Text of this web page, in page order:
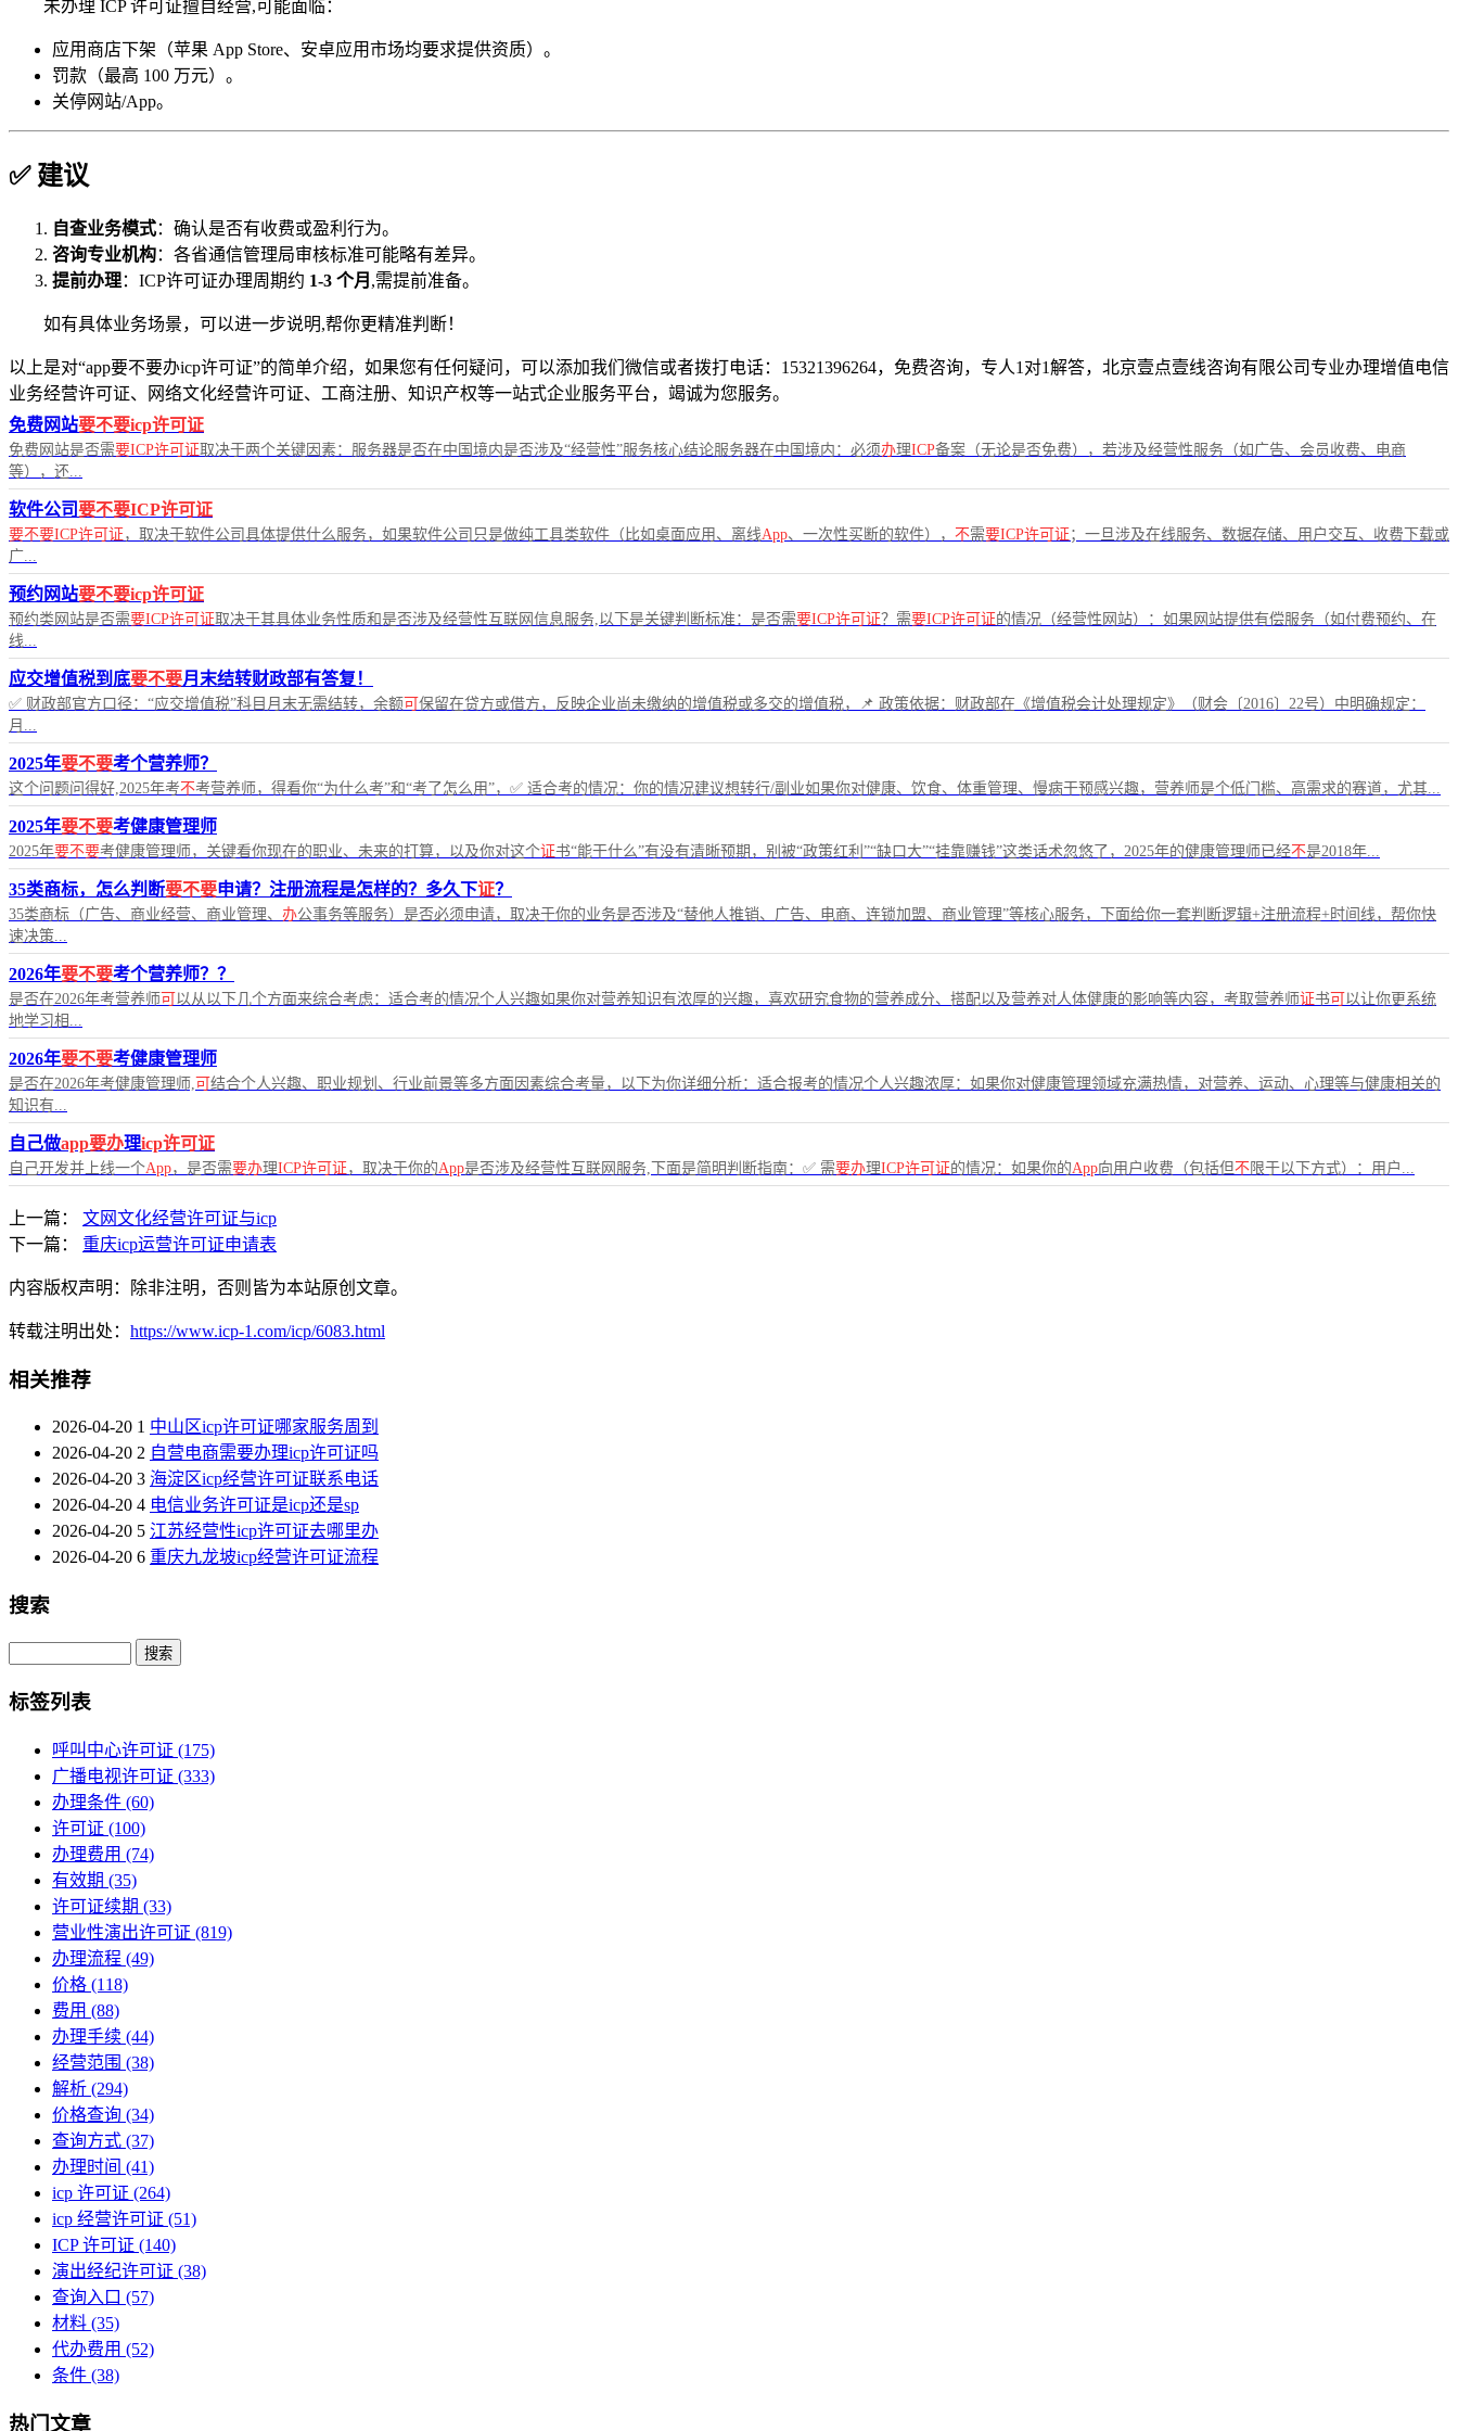
未办理 ICP 许可证擅自经营,可能面临：
应用商店下架（苹果 App Store、安卓应用市场均要求提供资质）。
罚款（最高 100 万元）。
关停网站/App。
✅ 建议
自查业务模式：确认是否有收费或盈利行为。
咨询专业机构：各省通信管理局审核标准可能略有差异。
提前办理：ICP许可证办理周期约 1-3 个月 ,需提前准备。
如有具体业务场景，可以进一步说明,帮你更精准判断！
以上是对“app要不要办icp许可证”的简单介绍，如果您有任何疑问，可以添加我们微信或者拨打电话：15321396264，免费咨询，专人1对1解答，北京壹点壹线咨询有限公司专业办理增值电信
业务经营许可证、网络文化经营许可证、工商注册、知识产权等一站式企业服务平台，竭诚为您服务。
免费网站要不要icp许可证
免费网站是否需要ICP许可证取决于两个关键因素：服务器是否在中国境内是否涉及“经营性”服务核心结论服务器在中国境内：必须办理ICP备案（无论是否免费），若涉及经营性服务（如广告、会员收费、电商
等），还...
软件公司要不要ICP许可证
要不要ICP许可证 ，取决于软件公司具体提供什么服务，如果软件公司只是做纯工具类软件（比如桌面应用、离线App、一次性买断的软件）， 不需要ICP许可证 ；一旦涉及在线服务、数据存储、用户交互、收费下载或
广...
预约网站要不要icp许可证
预约类网站是否需要ICP许可证取决于其具体业务性质和是否涉及经营性互联网信息服务,以下是关键判断标准：是否需要ICP许可证？需要ICP许可证的情况（经营性网站）：如果网站提供有偿服务（如付费预约、在
线...
应交增值税到底要不要月末结转财政部有答复！
✅ 财政部官方口径：“应交增值税”科目月末无需结转，余额 可 保留在贷方或借方，反映企业尚未缴纳的增值税或多交的增值税，📌 政策依据：财政部在《增值税会计处理规定》（财会〔2016〕22号）中明确规定：
月...
2025年要不要考个营养师？
这个问题问得好,2025年考不考营养师，得看你“为什么考”和“考了怎么用”，✅ 适合考的情况：你的情况建议想转行/副业如果你对健康、饮食、体重管理、慢病干预感兴趣，营养师是个低门槛、高需求的赛道，尤其...
2025年要不要考健康管理师
2025年要不要考健康管理师，关键看你现在的职业、未来的打算，以及你对这个证书“能干什么”有没有清晰预期，别被“政策红利”“缺口大”“挂靠赚钱”这类话术忽悠了，2025年的健康管理师已经不是2018年...
35类商标，怎么判断要不要申请？注册流程是怎样的？多久下证？
35类商标（广告、商业经营、商业管理、 办公事务等服务）是否必须申请，取决于你的业务是否涉及“替他人推销、广告、电商、连锁加盟、商业管理”等核心服务，下面给你一套判断逻辑+注册流程+时间线，帮你快
速决策...
2026年要不要考个营养师？？
是否在2026年考营养师 可 以从以下几个方面来综合考虑：适合考的情况个人兴趣如果你对营养知识有浓厚的兴趣，喜欢研究食物的营养成分、搭配以及营养对人体健康的影响等内容，考取营养师证书可 以让你更系统
地学习相...
2026年要不要考健康管理师
是否在2026年考健康管理师, 可 结合个人兴趣、职业规划、行业前景等多方面因素综合考量，以下为你详细分析：适合报考的情况个人兴趣浓厚：如果你对健康管理领域充满热情，对营养、运动、心理等与健康相关的
知识有...
自己做app要办理icp许可证
自己开发并上线一个App，是否需要办理ICP许可证 ，取决于你的App是否涉及经营性互联网服务,下面是简明判断指南：✅ 需要办理ICP许可证的情况：如果你的App向用户收费（包括但不 限于以下方式）：用户...
上一篇：
文网文化经营许可证与icp
下一篇：
重庆icp运营许可证申请表
内容版权声明：除非注明，否则皆为本站原创文章。
转载注明出处： https://www.icp-1.com/icp/6083.html
相关推荐
2026-04-20 1 中山区icp许可证哪家服务周到
2026-04-20 2 自营电商需要办理icp许可证吗
2026-04-20 3 海淀区icp经营许可证联系电话
2026-04-20 4 电信业务许可证是icp还是sp
2026-04-20 5 江苏经营性icp许可证去哪里办
2026-04-20 6 重庆九龙坡icp经营许可证流程
搜索
Search
标签列表
呼叫中心许可证 (175)
广播电视许可证 (333)
办理条件 (60)
许可证 (100)
办理费用 (74)
有效期 (35)
许可证续期 (33)
营业性演出许可证 (819)
办理流程 (49)
价格 (118)
费用 (88)
办理手续 (44)
经营范围 (38)
解析 (294)
价格查询 (34)
查询方式 (37)
办理时间 (41)
icp 许可证 (264)
icp 经营许可证 (51)
ICP 许可证 (140)
演出经纪许可证 (38)
查询入口 (57)
材料 (35)
代办费用 (52)
条件 (38)
热门文章